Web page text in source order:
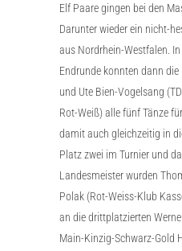
Elf Paare gingen bei den
Darunter wieder ein nicht-
aus Nordrhein-Westfalen.
Endrunde konnten dann
und Ute Bien-Vogelsang
Rot-Weiß) alle fünf Tänze
damit auch gleichzeitig in
Platz zwei im Turnier und
Landesmeister wurden
Polak (Rot-Weiss-Klub
an die drittplatzierten
Main-Kinzig-Schwarz-Gold